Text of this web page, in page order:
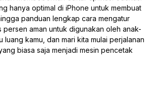
hanya optimal di iPhone untuk membuat
panduan lengkap cara mengatur
persen aman untuk digunakan oleh anak-
luang kamu, dan mari kita mulai perjalanan
biasa saja menjadi mesin pencetak